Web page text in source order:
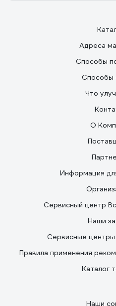
Адреса
Способы
Способы
Что
О
Информация
Сервисный центр
Наши
Сервисные центры
Правила применения
Каталог
Наши